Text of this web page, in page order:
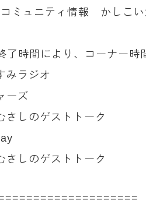
ュニティ情報 かしこい
了時間により、コーナー時
みラジオ
ーズ
さしのゲストトーク
さしのゲストトーク